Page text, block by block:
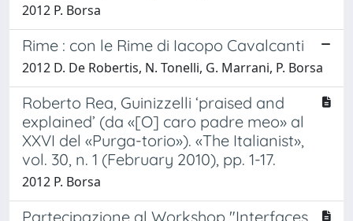
2012 P. Borsa
Rime : con le Rime di Iacopo Cavalcanti
2012 D. De Robertis, N. Tonelli, G. Marrani, P. Borsa
Roberto Rea, Guinizzelli ‘praised and
explained’ (da «[O] caro padre meo» al
XXVI del «Purga-torio»). «The Italianist»,
vol. 30, n. 1 (February 2010), pp. 1-17.
2012 P. Borsa
Partecipazione al Workshop "Interfaces